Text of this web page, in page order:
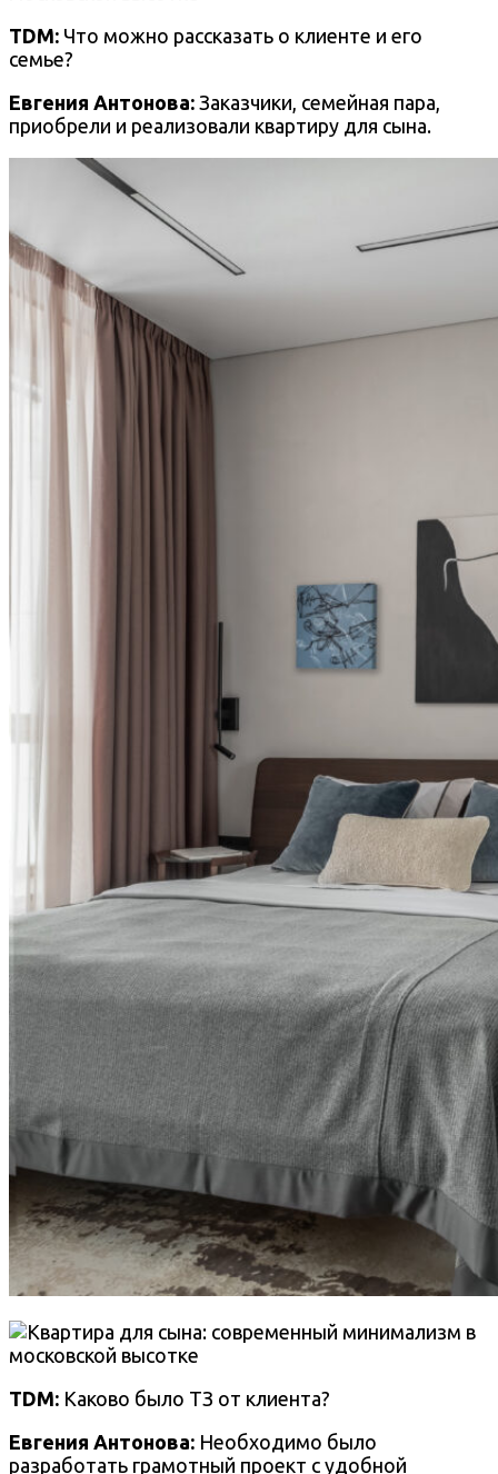
TDM: Что можно рассказать о клиенте и его
семье?
Евгения Антонова: Заказчики, семейная пара,
приобрели и реализовали квартиру для сына.
TDM: Каково было ТЗ от клиента?
Евгения Антонова: Необходимо было
разработать грамотный проект с удобной